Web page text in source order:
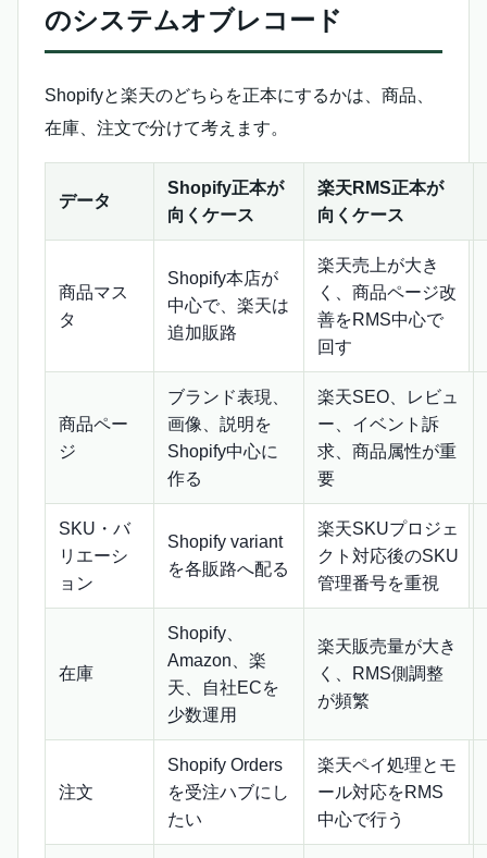
のシステムオブレコード
Shopifyと楽天のどちらを正本にするかは、商品、
在庫、注文で分けて考えます。
データ
Shopify正本が
向くケース
楽天RMS正本が
向くケース
商品マス
タ
Shopify本店が
中心で、楽天は
追加販路
楽天売上が大き
く、商品ページ改
善をRMS中心で
回す
商品ペー
ジ
ブランド表現、
画像、説明を
Shopify中心に
作る
楽天SEO、レビュ
ー、イベント訴
求、商品属性が重
要
SKU・バ
リエーシ
ョン
Shopify variant
を各販路へ配る
楽天SKUプロジェ
クト対応後のSKU
管理番号を重視
在庫
Shopify、
Amazon、楽
天、自社ECを
少数運用
楽天販売量が大き
く、RMS側調整
が頻繁
注文
Shopify Orders
を受注ハブにし
たい
楽天ペイ処理とモ
ール対応をRMS
中心で行う